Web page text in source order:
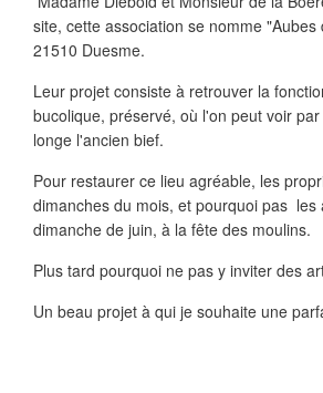
site, cette association se nomme
21510 Duesme.
Leur projet consiste à retrouver la
bucolique, préservé, où l'on peut voir
longe l'ancien bief.
Pour restaurer ce lieu agréable, les
dimanches du mois, et pourquoi pas
dimanche de juin, à la fête des moulins.
Plus tard pourquoi ne pas y inviter des
Un beau projet à qui je souhaite une